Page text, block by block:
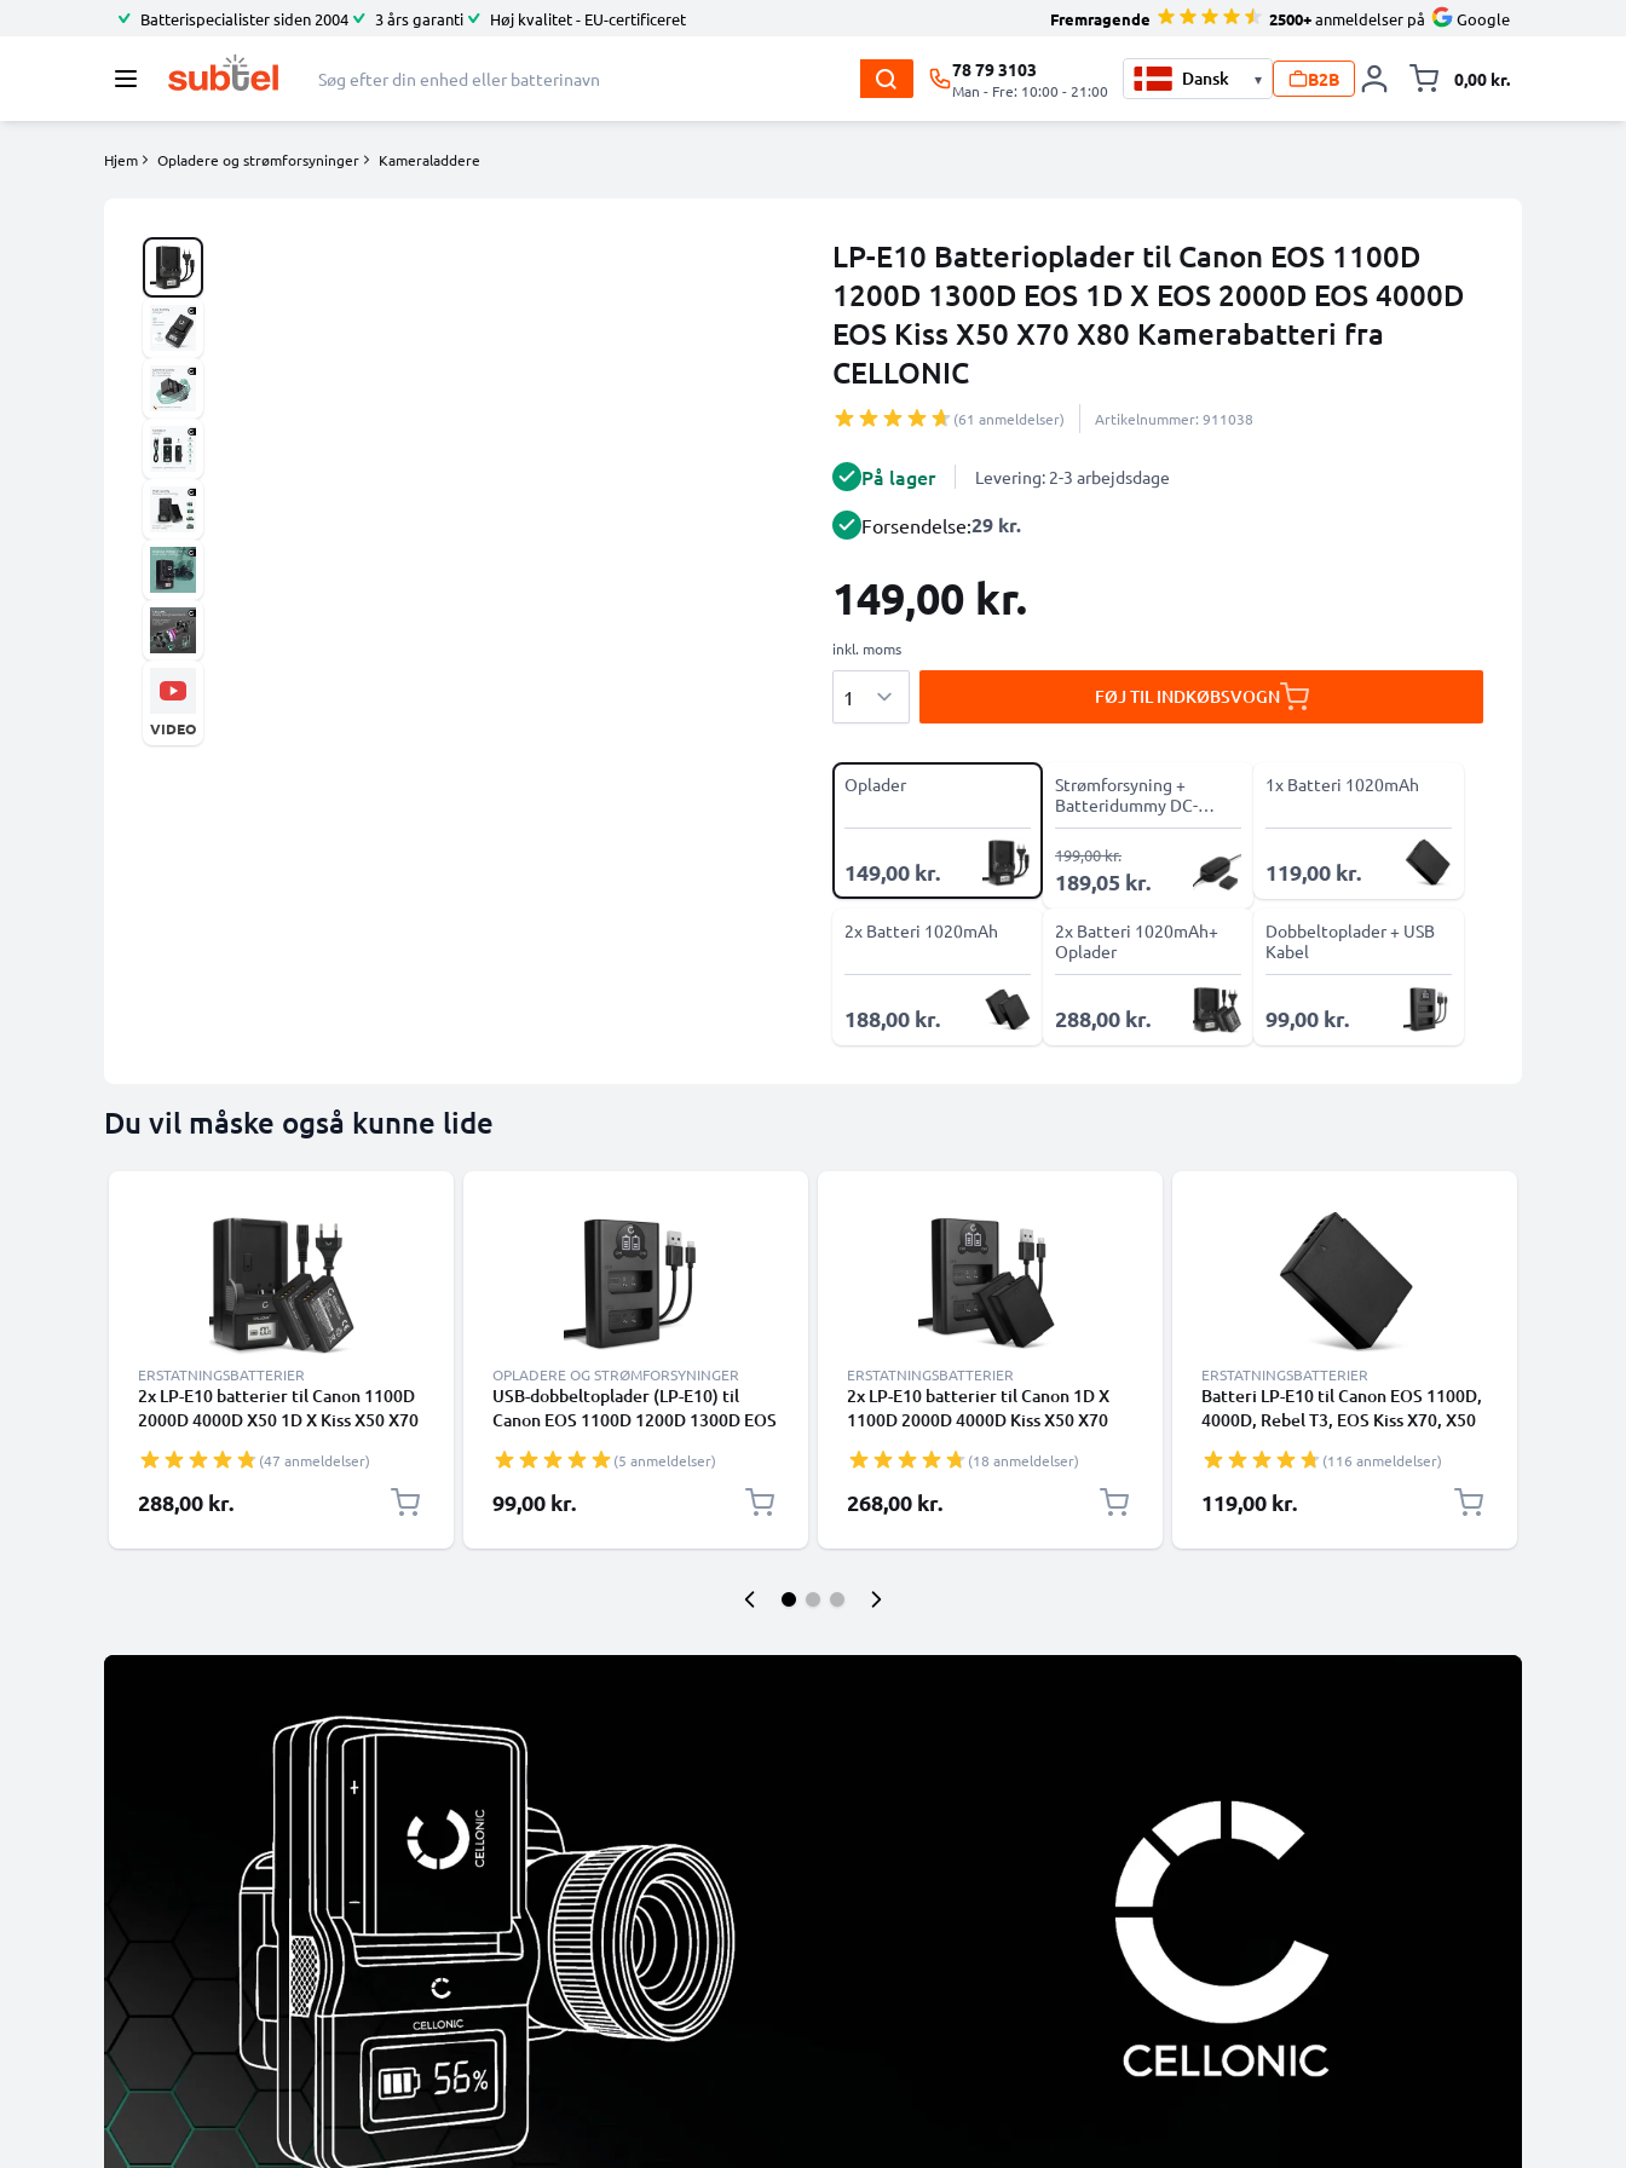
Batterispecialister siden 2004 3 års garanti Høj kvalitet - EU-certificeret Fremragende 2500+anmeldelser på Google
78 79 3103
Man - Fre: 10:00 - 21:00
▾ B2B 0,00 kr.
Hjem Opladere og strømforsyninger Kameraladdere
LP-E10 Batterioplader til Canon EOS 1100D
1200D 1300D EOS 1D X EOS 2000D EOS 4000D
EOS Kiss X50 X70 X80 Kamerabatteri fra
CELLONIC
(61 anmeldelser) Artikelnummer: 911038
VIDEO
På lager Levering: 2-3 arbejdsdage
Forsendelse:29 kr.
149,00 kr.
inkl. moms
FØJ TIL INDKØBSVOGN
Oplader
149,00 kr.
Strømforsyning +
Batteridummy DC-
kobler
189,05 kr.
199,00 kr.
1x Batteri 1020mAh
119,00 kr.
2x Batteri 1020mAh
188,00 kr.
2x Batteri 1020mAh+
Oplader
288,00 kr.
Dobbeltoplader + USB
Kabel
99,00 kr.
Du vil måske også kunne lide
ERSTATNINGSBATTERIER
2x LP-E10 batterier til Canon 1100D
2000D 4000D X50 1D X Kiss X50 X70
1100D - 1020mAh udskiftning af
kamerabatteri + LCD Smart Charger
(47 anmeldelser)
288,00 kr.
OPLADERE OG STRØMFORSYNINGER
USB-dobbeltoplader (LP-E10) til
Canon EOS 1100D 1200D 1300D EOS
X70 X80 Rebel T3 T5 T6 + 1m + USB
Kabel fra CELLONIC
(5 anmeldelser)
99,00 kr.
ERSTATNINGSBATTERIER
2x LP-E10 batterier til Canon 1D X
1100D 2000D 4000D Kiss X50 X70
1100D - 1020mAh udskiftning af
kamerabatteri + USB LCD dobbelt
oplader
(18 anmeldelser)
268,00 kr.
ERSTATNINGSBATTERIER
Batteri LP-E10 til Canon EOS 1100D,
4000D, Rebel T3, EOS Kiss X70, X50
(116 anmeldelser)
119,00 kr.